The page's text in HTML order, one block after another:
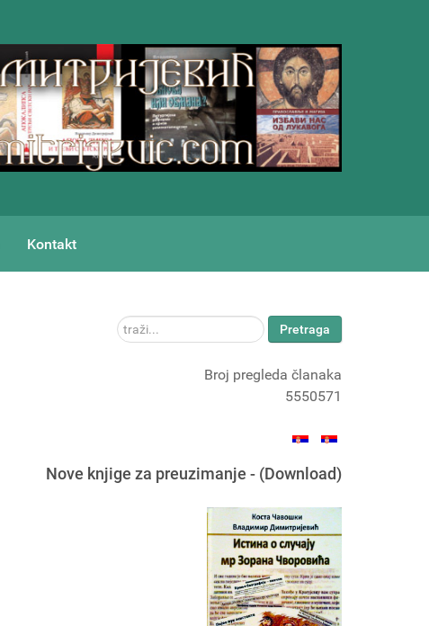
Kontakt
traži... Pretraga
Broj pregleda članaka
5550571
Nove knjige za preuzimanje - (Download)